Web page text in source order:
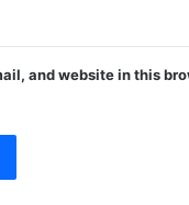
and website in this